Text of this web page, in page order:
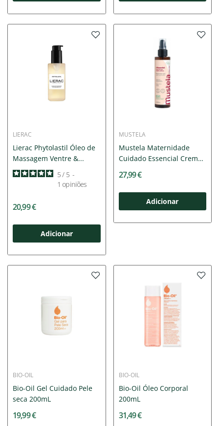
LIERAC
Lierac Phytolastil Óleo de
Massagem Ventre &...
5/ 5 -
1 opiniões
20,99 €
Adicionar
MUSTELA
Mustela Maternidade
Cuidado Essencial Creme
27,99 €
Adicionar
BIO-OIL
Bio-Oil Gel Cuidado Pele
seca 200mL
19,99 €
BIO-OIL
Bio-Oil Óleo Corporal
200mL
31,49 €